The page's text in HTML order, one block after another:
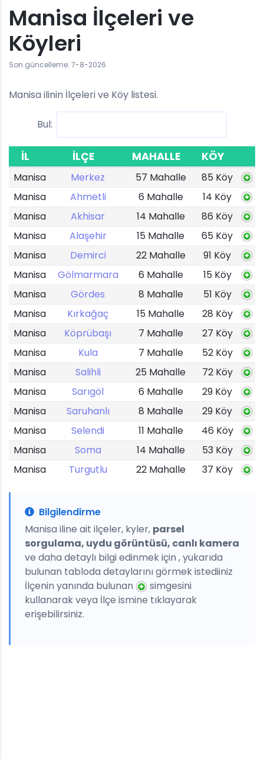
Manisa İlçeleri ve
Köyleri
Son güncelleme: 7-8-2026
Manisa ilinin İlçeleri ve Köy listesi.
Bul:
İL İLÇE MAHALLE KÖY
Manisa Merkez 57 Mahalle
85 Köy
Manisa
Ahmetli 6 Mahalle
14 Köy
Manisa
Akhisar 14 Mahalle
86 Köy
Manisa
Alaşehir 15 Mahalle
65 Köy
Manisa
Demirci 22 Mahalle
91 Köy
Manisa
Gölmarmara 6 Mahalle
15 Köy
Manisa
Gördes 8 Mahalle
51 Köy
Manisa
Kırkağaç 15 Mahalle
28 Köy
Manisa
Köprübaşı 7 Mahalle
27 Köy
Manisa
Kula 7 Mahalle
52 Köy
Manisa
Salihli 25 Mahalle
72 Köy
Manisa
Sarıgöl 6 Mahalle
29 Köy
Manisa
Saruhanlı 8 Mahalle
29 Köy
Manisa
Selendi 11 Mahalle
46 Köy
Manisa
Soma 14 Mahalle
53 Köy
Manisa
Turgutlu 22 Mahalle 37 Köy
Bilgilendirme
Manisa iline ait ilçeler, kyler, parsel
sorgulama, uydu görüntüsü, canlı kamera
ve daha detaylı bilgi edinmek için , yukarıda
bulunan tabloda detaylarını görmek istediiniz
İlçenin yanında bulunan
simgesini
kullanarak veya İlçe ismine tıklayarak
erişebilirsiniz.